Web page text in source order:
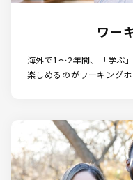
ワー
海外で1～2年間、「学ぶ
楽しめるのがワーキングホ